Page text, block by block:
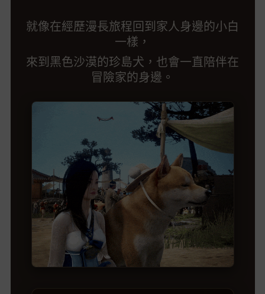
就像在經歷漫長旅程回到家人身邊的小白
一樣，
來到黑色沙漠的珍島犬，也會一直陪伴在
冒險家的身邊。